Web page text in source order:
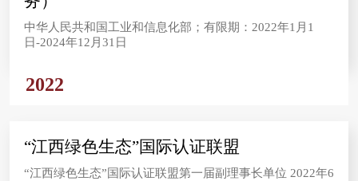
中华人民共和国工业和信息化部；有限期：2022年1月1
日-2024年12月31日
2022
“江西绿色生态”国际认证联盟
“江西绿色生态”国际认证联盟第一届副理事长单位 2022年6